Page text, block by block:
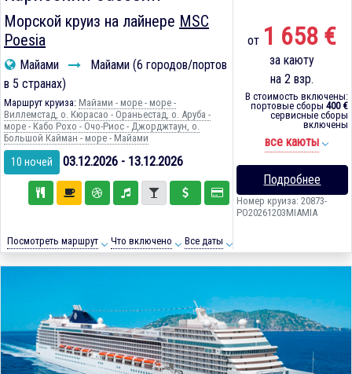
Морской круиз на лайнере MSC
Poesia
Майами
Майами (6 городов/портов
в 5 странах)
Маршрут круиза: Майами - море - море -
Виллемстад, о. Кюрасао - Ораньестад, о. Аруба -
море - Кабо Рохо - Очо-Риос - Джорджтаун, о.
Большой Кайман - море - Майами
10 ночей 03.12.2026 - 13.12.2026
Посмотреть маршрут Что включено Все даты
от 1 658 €
за каюту
на 2 взр.
В стоимость включены:
портовые сборы 400 €
сервисные сборы
включены
все каюты
Подробнее
Номер круиза: 20873-
PO20261203MIAMIA